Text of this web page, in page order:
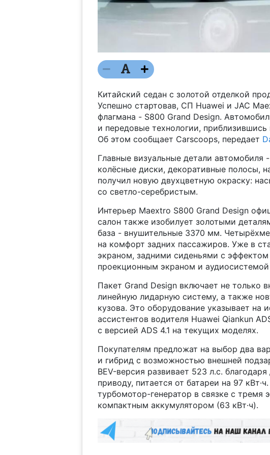
Китайский седан с золотой отделкой
Успешно стартовав, СП Huawei и JAC
флагмана - S800 Grand Design.
и передовые технологии,
Об этом сообщает Carscoops, передает
Главные визуальные детали автомобиля
колёсные диски, декоративные полосы,
получил новую двухцветную окраску:
со светло-серебристым.
Интерьер Maextro S800 Grand Design
салон также изобилует золотыми
база - внушительные 3370 мм.
на комфорт задних пассажиров. Уже в
экраном, задними сиденьями с
проекционным экраном и
Пакет Grand Design включает не
линейную лидарную систему, а также
кузова. Это оборудование указывает на
ассистентов водителя Huawei Qiankun
с версией ADS 4.1 на текущих моделях.
Покупателям предложат на выбор два
и гибрид с возможностью внешней
BEV-версия развивает 523 л.с.
приводу, питается от батареи на 97
турбомотор-генератор в связке с тремя
компактным аккумулятором (63 кВт·ч).